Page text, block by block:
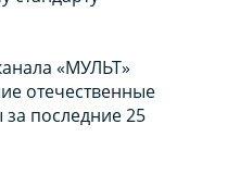
«МУЛЬТ»
отечественные
за последние 25